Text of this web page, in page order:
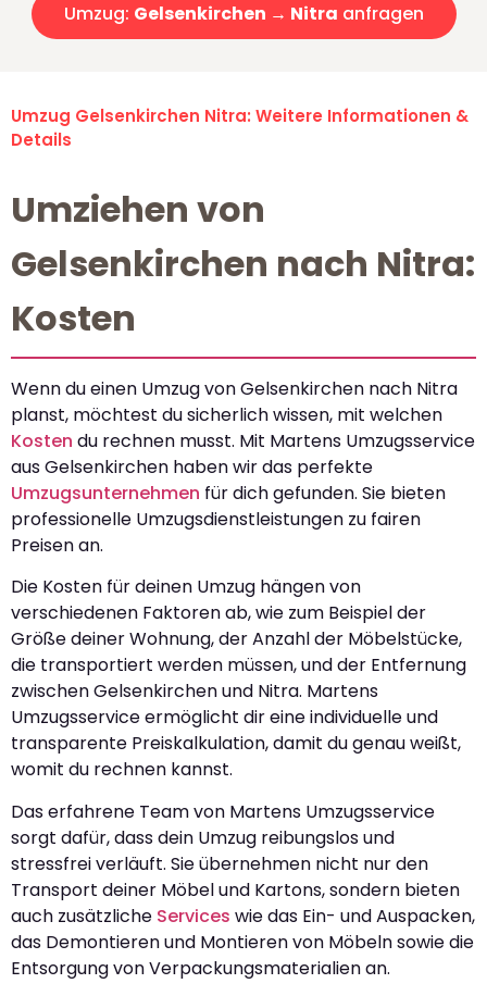
Umzug: Gelsenkirchen → Nitra anfragen
Umzug Gelsenkirchen Nitra: Weitere Informationen &
Details
Umziehen von
Gelsenkirchen nach Nitra:
Kosten
Wenn du einen Umzug von Gelsenkirchen nach Nitra
planst, möchtest du sicherlich wissen, mit welchen
Kosten du rechnen musst. Mit Martens Umzugsservice
aus Gelsenkirchen haben wir das perfekte
Umzugsunternehmen für dich gefunden. Sie bieten
professionelle Umzugsdienstleistungen zu fairen
Preisen an.
Die Kosten für deinen Umzug hängen von
verschiedenen Faktoren ab, wie zum Beispiel der
Größe deiner Wohnung, der Anzahl der Möbelstücke,
die transportiert werden müssen, und der Entfernung
zwischen Gelsenkirchen und Nitra. Martens
Umzugsservice ermöglicht dir eine individuelle und
transparente Preiskalkulation, damit du genau weißt,
womit du rechnen kannst.
Das erfahrene Team von Martens Umzugsservice
sorgt dafür, dass dein Umzug reibungslos und
stressfrei verläuft. Sie übernehmen nicht nur den
Transport deiner Möbel und Kartons, sondern bieten
auch zusätzliche Services wie das Ein- und Auspacken,
das Demontieren und Montieren von Möbeln sowie die
Entsorgung von Verpackungsmaterialien an.